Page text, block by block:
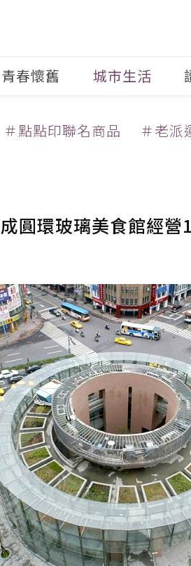
青春懷舊 城市生活
＃點點印聯名商品 ＃老派
圓環玻璃美食館經營